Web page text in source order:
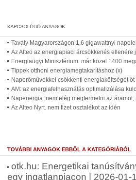
Tavaly Magyarországon 1,6 gigawattnyi
Az Alteo az energiapiaci árcsökkenés ellenére
Energiaügyi Minisztérium: már közel 1400
Tippek otthoni energiamegtakarításhoz (x)
Naperőművekkel csökkenti energiaköltségét
AM: az energiafelhasználás optimalizálása
Napenergia: nem elég megtermelni az áramot,
Az Alteo Nyrt. nem fizet osztalékot az idén
TOVÁBBI ANYAGOK EBBŐL A KATEGÓRIÁBÓL
otk.hu: Energetikai
egy ingatlanpiacon | 2026-01-